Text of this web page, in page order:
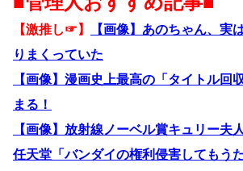
【激推し☞】
【画像】あのちゃん、実
りまくっていた
【画像】漫画史上最高の「タイトル回
まる！
【画像】放射線ノーベル賞キュリー夫
任天堂「バンダイの権利侵害してもう